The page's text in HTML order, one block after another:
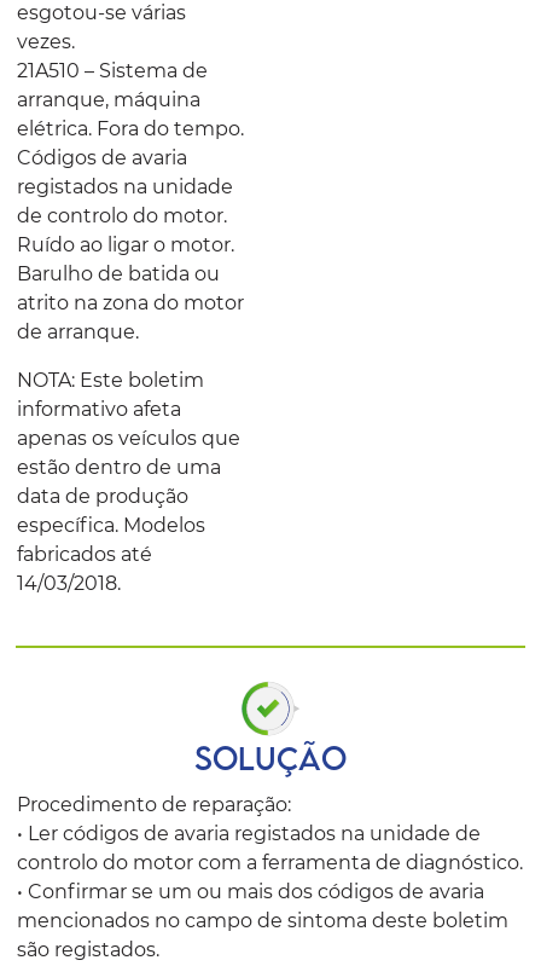
esgotou-se várias
vezes.
21A510 – Sistema de
arranque, máquina
elétrica. Fora do tempo.
Códigos de avaria
registados na unidade
de controlo do motor.
Ruído ao ligar o motor.
Barulho de batida ou
atrito na zona do motor
de arranque.
NOTA: Este boletim
informativo afeta
apenas os veículos que
estão dentro de uma
data de produção
específica. Modelos
fabricados até
14/03/2018.
SOLUÇÃO
Procedimento de reparação:
• Ler códigos de avaria registados na unidade de
controlo do motor com a ferramenta de diagnóstico.
• Confirmar se um ou mais dos códigos de avaria
mencionados no campo de sintoma deste boletim
são registados.